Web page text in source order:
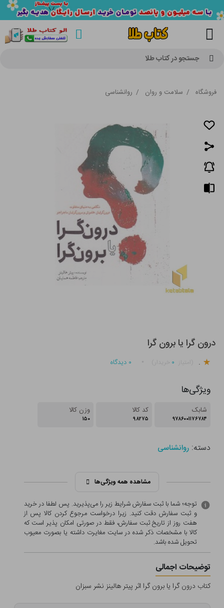
جستجو در کتاب طلا
فروشگاه / سلامت و روان / روانشناسی
درون گرا یا برون گرا
. ۰ ۰ دیدگاه
ویژگی‌ها
شابک
۹۷۸۶۰۰۱۱۷۶۷۸۴
کد کالا
۹۸۲۷۵
وزن کالا
۱۵۰
دسته:روانشناسی
مشاهده همه ویژگی‌ها
توجه؛ شما با ثبت سفارش شرایط زیر را می‌پذیرید. پس لطفا در خرید
و ثبت سفارش دقت کنید. زیرا درخواست مرجوع کردن کالا پس از
هفت روز از تاریخ ثبت سفارش، فقط در صورتی امکان پذیر است که
کالا با مشخصات ذکر شده در سایت مغایرت داشته یا بصورت معيوب
تحویل شده باشد.
توضیحات اجمالی
کتاب درون گرا یا برون گرا اثر پیتر هالینز نشر سبزان